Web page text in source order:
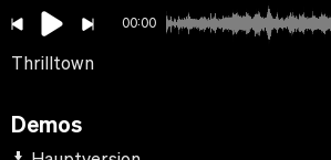
00:00
Thrilltown
Demos